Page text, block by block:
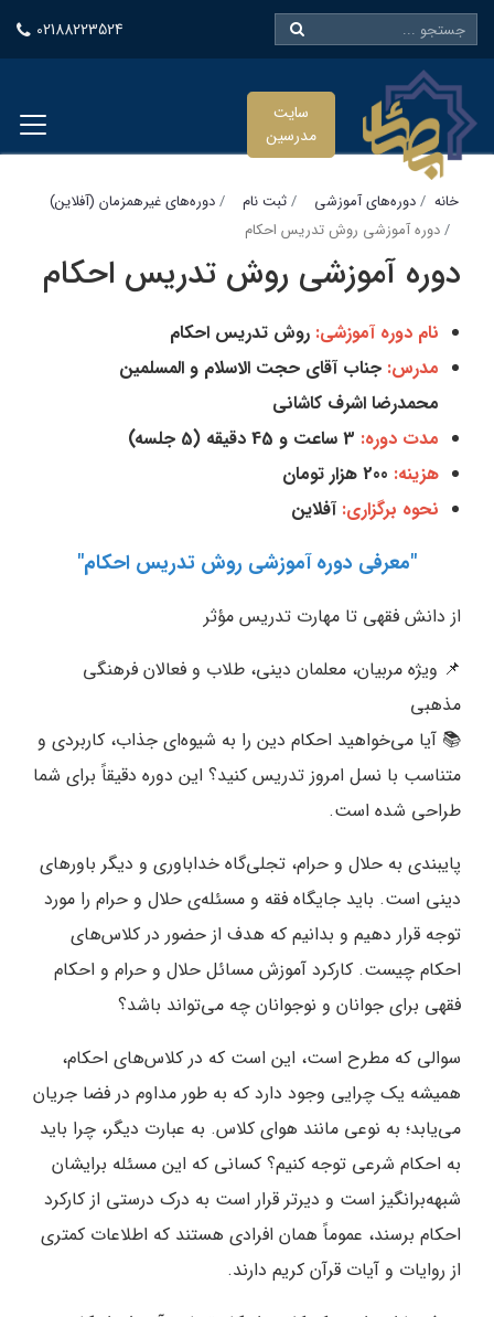
02188223524
سایت
مدرسین
خانه دوره‌های آموزشی ثبت نام
دوره‌های غیرهمزمان (آفلاین)
دوره آموزشی روش تدریس احکام
دوره آموزشی روش تدریس احکام
نام دوره آموزشی: روش تدریس احکام
مدرس: جناب آقای حجت الاسلام و المسلمین
محمدرضا اشرف کاشانی
مدت دوره:
هزینه: 200 هزار تومان
نحوه برگزاری: آفلاین
"معرفی دوره آموزشی روش تدریس احکام"
از دانش فقهی تا مهارت تدریس مؤثر
📌 ویژه مربیان، معلمان دینی، طلاب و فعالان فرهنگی
مذهبی
📚 آیا می‌خواهید احکام دین را به شیوه‌ای جذاب، کاربردی و
متناسب با نسل امروز تدریس کنید؟ این دوره دقیقاً برای شما
طراحی شده است.
پایبندی به حلال و حرام، تجلی‌گاه خداباوری و دیگر باورهای
دینی است. باید جایگاه فقه و مسئله‌ی حلال و حرام را مورد
توجه قرار دهیم و بدانیم که هدف از حضور در کلاس‌های
احکام چیست. کارکرد آموزش مسائل حلال و حرام و احکام
فقهی برای جوانان و نوجوانان چه می‌تواند باشد؟
سوالی که مطرح است، این است که در کلاس‌های احکام،
همیشه یک چرایی وجود دارد که به طور مداوم در فضا جریان
می‌یابد؛ به نوعی مانند هوای کلاس. به عبارت دیگر، چرا باید
به احکام شرعی توجه کنیم؟ کسانی که این مسئله برایشان
شبهه‌برانگیز است و دیرتر قرار است به درک درستی از کارکرد
احکام برسند، عموماً همان افرادی هستند که اطلاعات کمتری
از روایات و آیات قرآن کریم دارند.